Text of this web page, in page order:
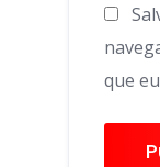
que